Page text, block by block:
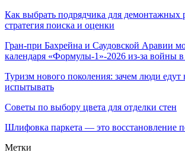
Как выбрать подрядчика для демонтажных
стратегия поиска и оценки
Гран-при Бахрейна и Саудовской Аравии
календаря «Формулы-1»-2026 из-за войны в
Туризм нового поколения: зачем люди едут
испытывать
Советы по выбору цвета для отделки стен
Шлифовка паркета — это восстановление
Метки